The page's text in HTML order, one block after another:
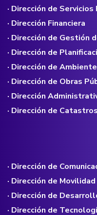
· Dirección de
· Dirección Financiera
· Dirección de Gestión
· Dirección de
· Dirección de Ambiente
· Dirección de Obras
· Dirección
· Dirección de
· Dirección de
· Dirección de Movilidad
· Dirección de
· Dirección de